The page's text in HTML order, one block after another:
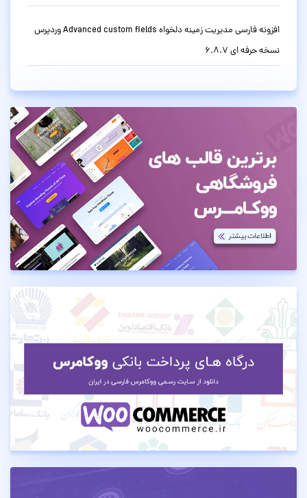
افزونه فارسی مدیریت زمینه دلخواه Advanced custom fields وردپرس
نسخه حرفه ای 6.8.7